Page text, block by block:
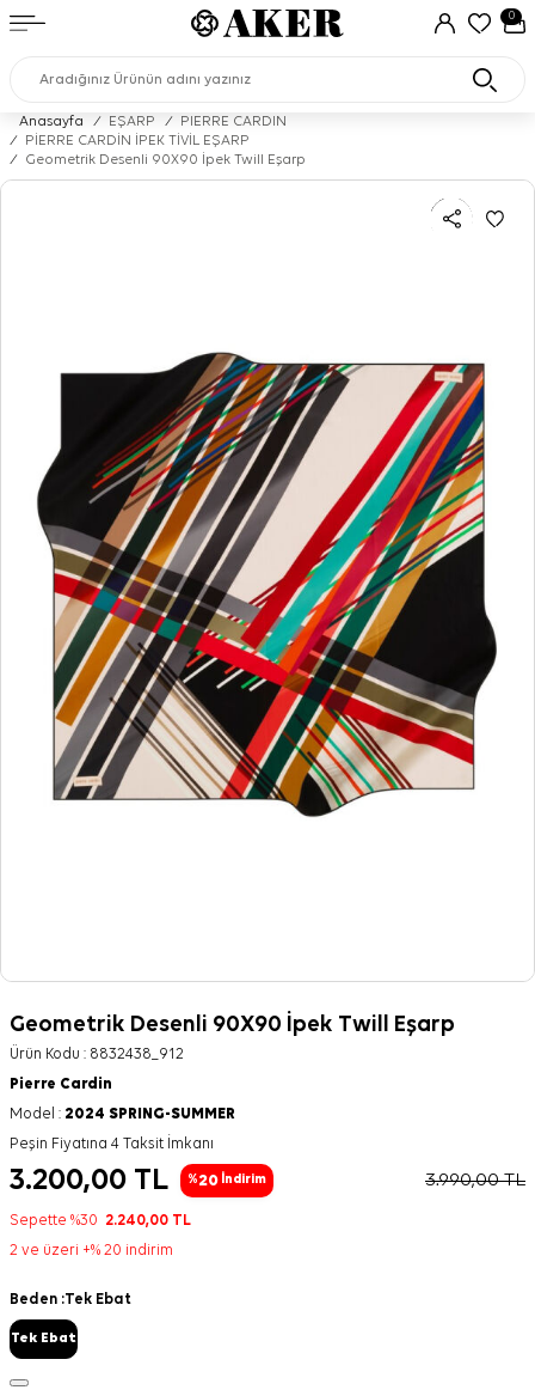
0
Anasayfa / EŞARP /
PIERRE CARDIN
/
PİERRE CARDİN İPEK TİVİL EŞARP
/
Geometrik Desenli 90X90 İpek Twill Eşarp
Geometrik Desenli 90X90 İpek Twill Eşarp
Ürün Kodu : 8832438_912
Pierre Cardin
Model : 2024 SPRING-SUMMER
Peşin Fiyatına 4 Taksit İmkanı
3.200,00 TL %20 İndirim 3.990,00TL
Sepette %30 2.240,00 TL
2 ve üzeri +% 20 indirim
Beden :Tek Ebat
Tek Ebat